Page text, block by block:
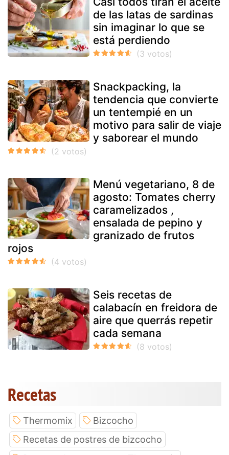
de las latas de sardinas
sin imaginar lo que se
está perdiendo
Snackpacking, la
tendencia que convierte
un tentempié en un
motivo para salir de viaje
y saborear el mundo
Menú vegetariano, 8 de
agosto: Tomates cherry
caramelizados ,
ensalada de pepino y
granizado de frutos
rojos
Seis recetas de
calabacín en freidora de
aire que querrás repetir
cada semana
Recetas
Thermomix
Bizcocho
Recetas de postres de bizcocho